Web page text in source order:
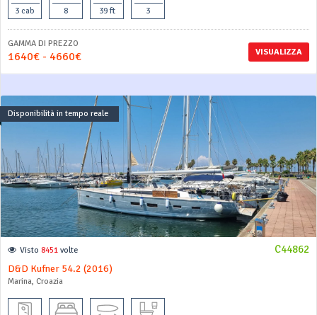
3 cab 8 39 ft 3
VISUALIZZA
GAMMA DI PREZZO
1640€ - 4660€
Disponibilità in tempo reale
C44862
Visto 8451 volte
D&D Kufner 54.2 (2016)
Marina, Croazia